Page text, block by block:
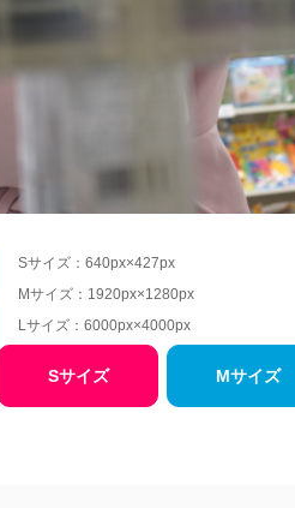
Sサイズ：640px×427px
Mサイズ：1920px×1280px
Lサイズ：6000px×4000px
Sサイズ Mサイズ